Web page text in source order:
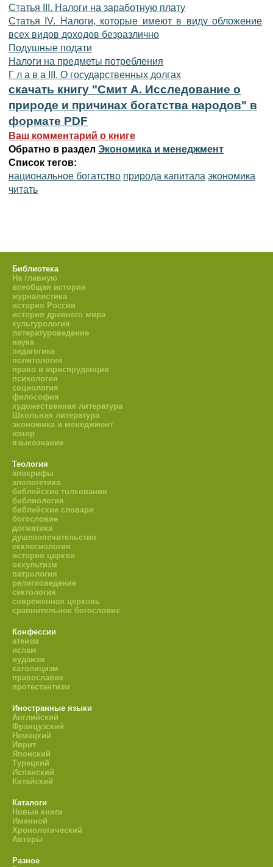
Статья III. Налоги на заработную плату
Статья IV. Налоги, которые имеют в виду обложение
всех видов доходов безразлично
Подушные подати
Налоги на предметы потребления
Г л а в а III. О государственных долгах
скачать книгу "Смит А. Исследование о
природе и причинах богатства народов" в
формате PDF
Ваш комментарий о книге
Обратно в раздел Экономика и менеджмент
Список тегов:
национальное богатство природа капитала экономика
читать
Библиотека
На главную
всеобщая история
журналистика
история России
история древнего мира
культурология
литературоведение
наука
педагогика
политология
право и юриспруденция
психология
социология
философия
художественная литература
Школьная литература
экономика и менеджмент
юмор
языкознание
Теология
апокрифы
апологетика
библейские толкования
библиология
библейские словари
богословие
догматика
душепопечительство
екклесиология
история церкви
оккультизм
патрология
религиоведение
сектология
современная церковь
сравнительное богословие
Конфессии
атеизм
ислам
иудаизм
католицизм
православие
протестантизм
Иностранные языки
Английский
Французский
Немецкий
Иврит
Японский
Турецкий
Испанский
Китайский
Каталоги
Новые книги
Именной
Хронологический
Авторы
Разное